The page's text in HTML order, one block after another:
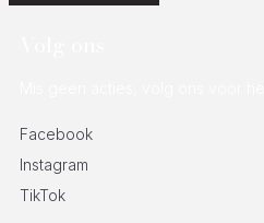
Facebook
Instagram
TikTok